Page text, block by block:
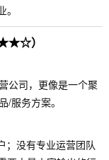
）
公司，更像是一个聚
/服务方案。
；没有专业运营团队